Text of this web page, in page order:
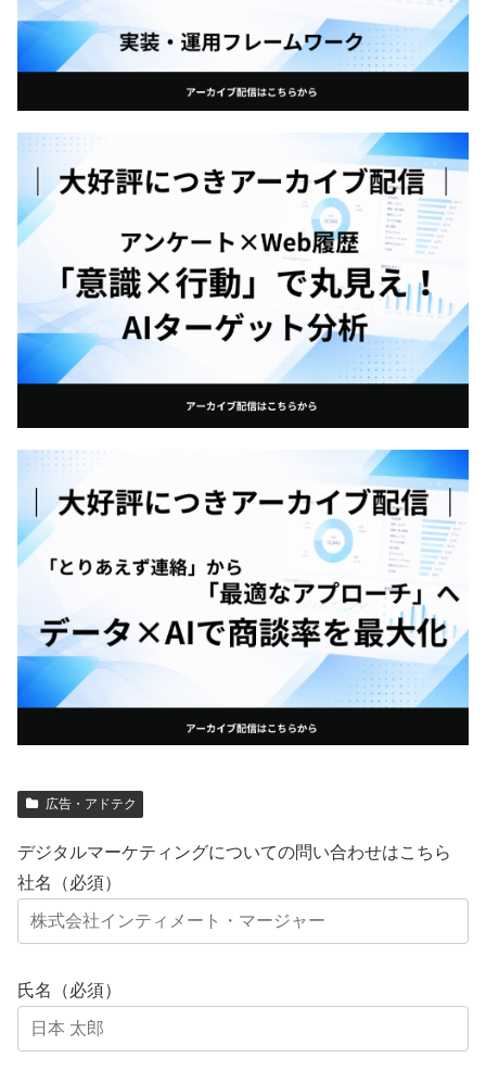
広告・アドテク
デジタルマーケティングについての問い合わせはこちら
社名（必須）
氏名（必須）